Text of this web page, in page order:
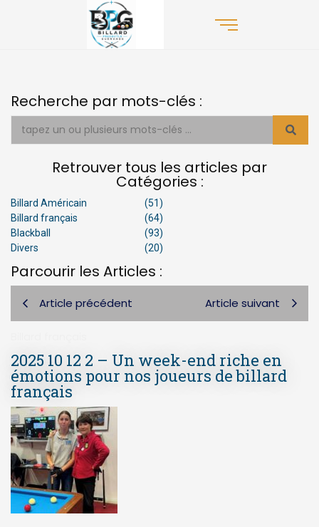
Recherche par mots-clés :
Retrouver tous les articles par
Catégories :
Billard Américain
(51)
Billard français
(64)
Blackball
(93)
Divers
(20)
Parcourir les Articles :
Article précédent Article suivant
2025 10 12 2 – Un week-end riche en
émotions pour nos joueurs de billard
français